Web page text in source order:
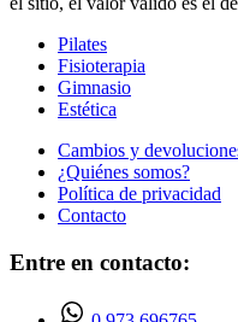
Pilates
Fisioterapia
Gimnasio
Estética
Cambios y
¿Quiénes somos?
Política de privacidad
Contacto
Entre en contacto: